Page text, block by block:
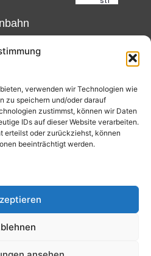
verwenden wir Technologien wie
zu speichern und/oder darauf
zustimmst, können wir Daten
IDs auf dieser Website verarbeiten.
erteilst oder zurückziehst, können
beeinträchtigt werden.
FH